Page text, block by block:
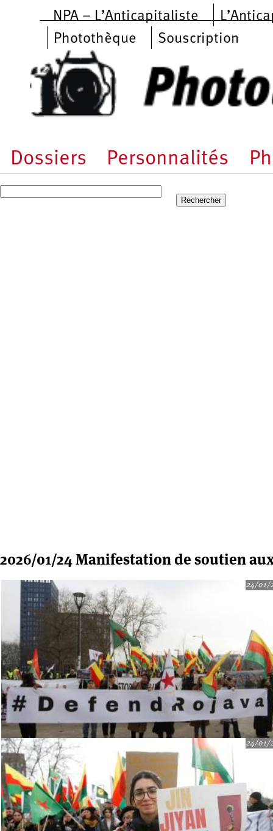
Aller au contenu principal
NPA – L’Anticapitaliste
Photothèque
Souscription
Dossiers Personnalités
2026/01/24 Manifestation de soutien
24/01/
24/01/